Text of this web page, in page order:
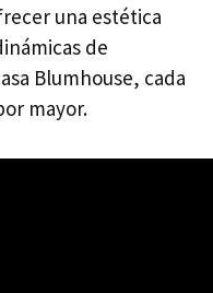
una estética
de
Blumhouse, cada
mayor.